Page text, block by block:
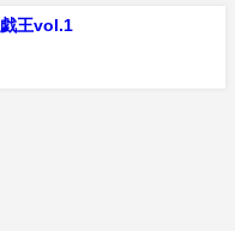
王vol.1